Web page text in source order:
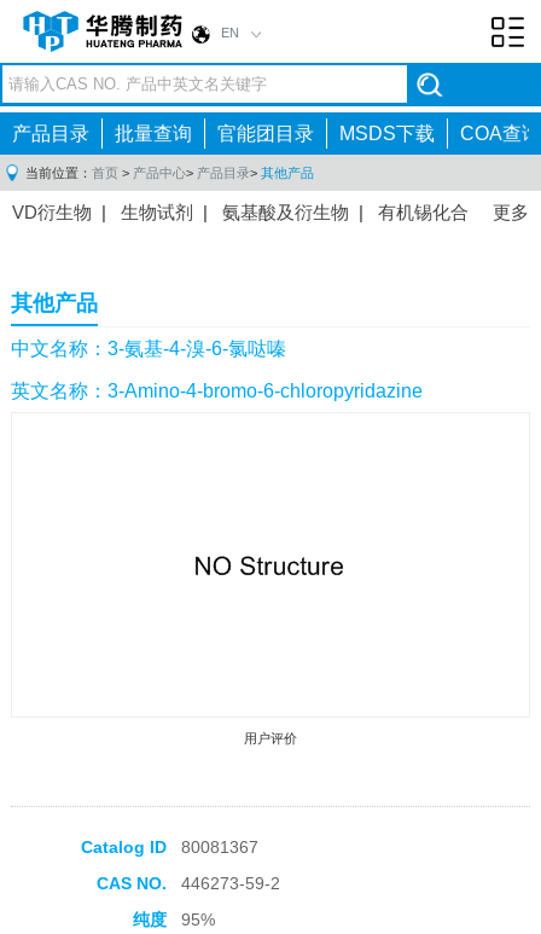
EN
产品目录 批量查询 官能团目录 MSDS下载 COA查询
当前位置： 首页 > 产品中心> 产品目录> 其他产品
更多
VD衍生物 | 生物试剂 | 氨基酸及衍生物 | 有机锡化合
间体|抗高血压药物中间体
感染药物中间体
体 |抗精神病药物中间体 | 抗炎药物中间体
药中间体|其他原料药中间体|
其他产品
中文名称：3-氨基-4-溴-6-氯哒嗪
英文名称：3-Amino-4-bromo-6-chloropyridazine
用户评价
Catalog ID
80081367
CAS NO.
446273-59-2
纯度
95%